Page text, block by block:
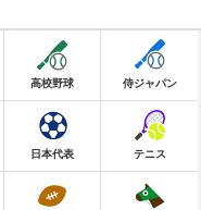
高校野球 侍ジャパン
日本代表 テニス